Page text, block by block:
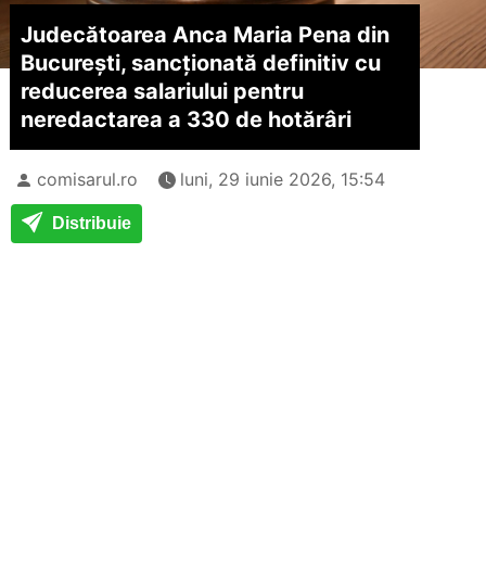
Judecătoarea Anca Maria Pena din
București, sancționată definitiv cu
reducerea salariului pentru
neredactarea a 330 de hotărâri
comisarul.ro luni, 29 iunie 2026, 15:54
Distribuie